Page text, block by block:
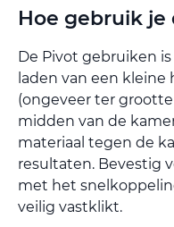
Hoe gebruik je
De Pivot gebruiken
laden van een
(ongeveer ter
midden van de
materiaal tegen de
resultaten. Bevestig
met het
veilig vastklikt.